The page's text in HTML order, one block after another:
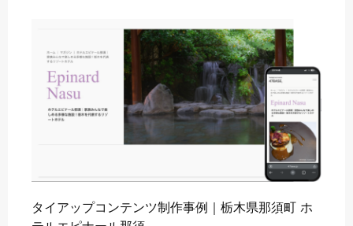
タイアップコンテンツ制作事例｜栃木県那須町 ホ